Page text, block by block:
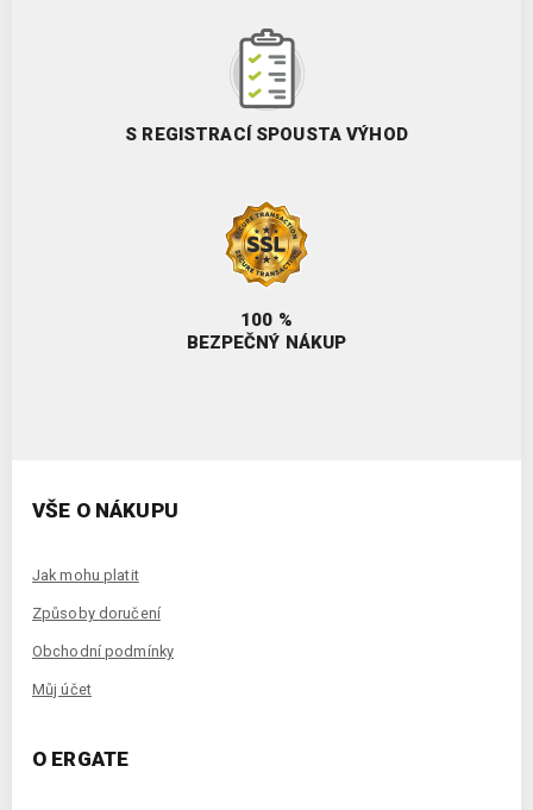
S REGISTRACÍ SPOUSTA VÝHOD
100 %
BEZPEČNÝ NÁKUP
VŠE O NÁKUPU
Jak mohu platit
Způsoby doručení
Obchodní podmínky
Můj účet
O ERGATE